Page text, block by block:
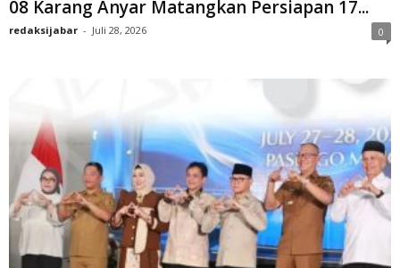
08 Karang Anyar Matangkan Persiapan 17...
redaksijabar - Juli 28, 2026 0